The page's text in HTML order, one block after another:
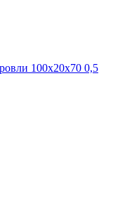
100х20х70 0,5